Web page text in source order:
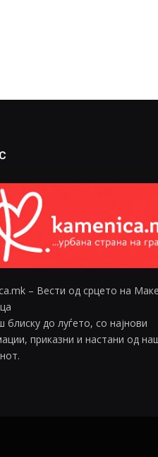
– Вести од срцето на
блиску до луѓето, со најнови
приказни и настани од